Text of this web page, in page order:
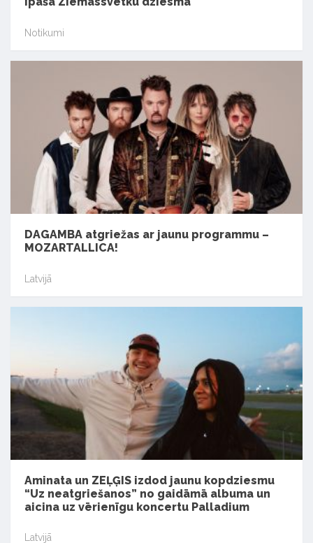
Notikumi
DAGAMBA atgriežas ar jaunu programmu –
MOZARTALLICA!
Latvijā
Aminata un ZEĻĢIS izdod jaunu kopdziesmu
“Uz neatgriešanos” no gaidāmā albuma un
aicina uz vērienīgu koncertu Palladium
Latvijā